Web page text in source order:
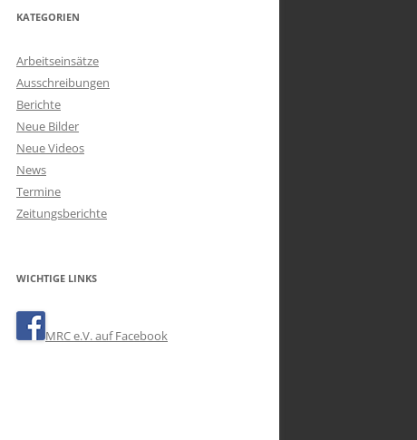
KATEGORIEN
Arbeitseinsätze
Ausschreibungen
Berichte
Neue Bilder
Neue Videos
News
Termine
Zeitungsberichte
WICHTIGE LINKS
MRC e.V. auf Facebook